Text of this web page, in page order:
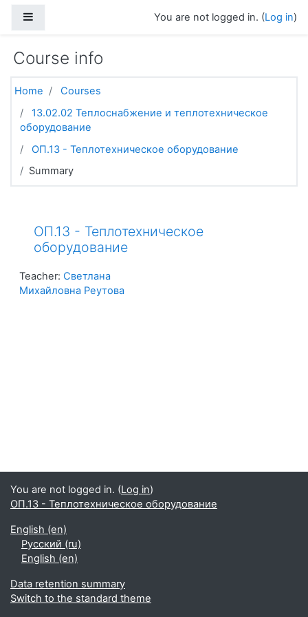
You are not logged in. (Log in)
Course info
Home
Courses
13.02.02 Теплоснабжение и теплотехническое
оборудование
ОП.13 - Теплотехническое оборудование
Summary
ОП.13 - Теплотехническое
оборудование
Teacher: Светлана
Михайловна Реутова
You are not logged in. (Log in)
ОП.13 - Теплотехническое оборудование
English ‎(en)‎
Русский ‎(ru)‎
English ‎(en)‎
Data retention summary
Switch to the standard theme